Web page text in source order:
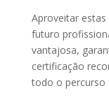
Aproveitar
futuro
vantajosa,
certificação
todo o percurso